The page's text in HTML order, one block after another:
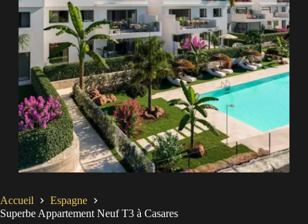
Accueil
Espagne
Superbe Appartement Neuf T3 à Casares